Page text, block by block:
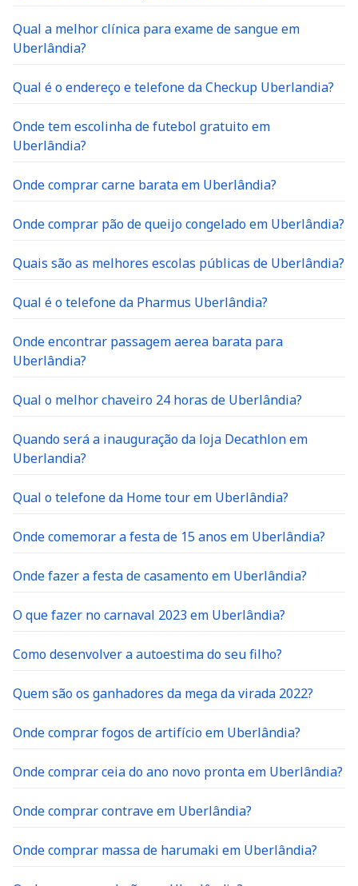
Qual a melhor clínica para exame de sangue em
Uberlândia?
Qual é o endereço e telefone da Checkup Uberlandia?
Onde tem escolinha de futebol gratuito em
Uberlândia?
Onde comprar carne barata em Uberlândia?
Onde comprar pão de queijo congelado em Uberlândia?
Quais são as melhores escolas públicas de Uberlândia?
Qual é o telefone da Pharmus Uberlândia?
Onde encontrar passagem aerea barata para
Uberlândia?
Qual o melhor chaveiro 24 horas de Uberlândia?
Quando será a inauguração da loja Decathlon em
Uberlandia?
Qual o telefone da Home tour em Uberlândia?
Onde comemorar a festa de 15 anos em Uberlândia?
Onde fazer a festa de casamento em Uberlândia?
O que fazer no carnaval 2023 em Uberlândia?
Como desenvolver a autoestima do seu filho?
Quem são os ganhadores da mega da virada 2022?
Onde comprar fogos de artifício em Uberlândia?
Onde comprar ceia do ano novo pronta em Uberlândia?
Onde comprar contrave em Uberlândia?
Onde comprar massa de harumaki em Uberlândia?